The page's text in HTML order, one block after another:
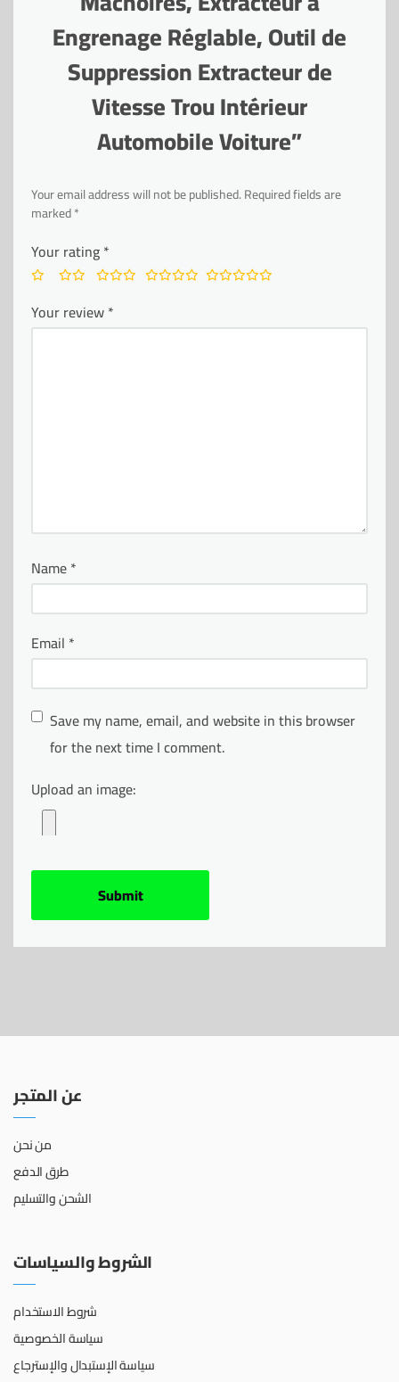
Engrenage Réglable, Outil de
Suppression Extracteur de
Vitesse Trou Intérieur
Automobile Voiture”
Your email address will not be published.Required fields are
marked*
Your rating*
Your review*
Name*
Email *
Save my name, email, and website in this browser
for the next time I comment.
Upload an image:
عن المتجر
من نحن
طرق الدفع
الشحن والتسليم
الشروط والسياسات
شروط الاستخدام
سياسة الخصوصية
سياسة الإستبدال والإسترجاع